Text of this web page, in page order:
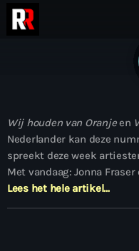
Wij houden van Oranjeen
Nederlander kan deze
spreekt deze week
Met vandaag: Jonna
Lees het hele artikel…